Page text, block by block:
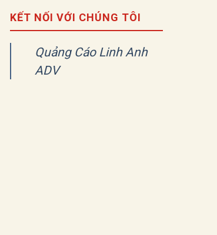
KẾT NỐI VỚI CHÚNG TÔI
Quảng Cáo Linh Anh
ADV